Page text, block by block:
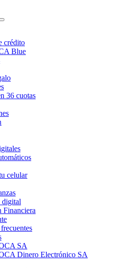
crédito
Blue
36 cuotas
celular
digital
Financiera
SA
Dinero Electrónico SA